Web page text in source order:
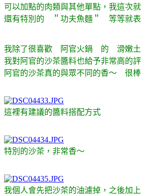
可以加點的肉類與其他單點，我這
還有特別的 ＂功夫魚麵＂ 等等就表
我除了很喜歡 阿官火鍋 的 滑嫩土
我對阿官的沙茶醬料也給予非常高的評
阿官的沙茶真的與眾不同的香～ 很
這裡有建議的醬料搭配方式
特別的沙茶，非常香～
我個人會先把沙茶的油濾掉，之後加